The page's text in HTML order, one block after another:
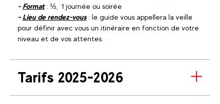
- Format: ½, 1 journée ou soirée
- Lieu de rendez-vous: le guide vous appellera la veille
pour définir avec vous un itinéraire en fonction de votre
niveau et de vos attentes.
Tarifs 2025-2026